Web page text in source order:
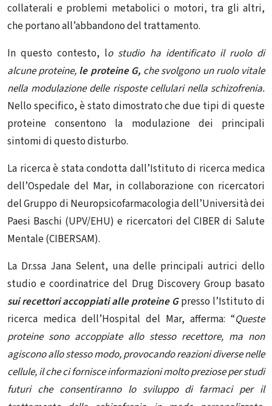
collaterali e problemi metabolici o motori, tra gli altri,
che portano all’abbandono del trattamento.
In questo contesto, lo studio ha identificato il ruolo di
alcune proteine, le proteine ​​G, che svolgono un ruolo vitale
nella modulazione delle risposte cellulari nella schizofrenia.
Nello specifico, è stato dimostrato che due tipi di queste
proteine ​​consentono la modulazione dei principali
sintomi di questo disturbo.
La ricerca è stata condotta dall’Istituto di ricerca medica
dell’Ospedale del Mar, in collaborazione con ricercatori
del Gruppo di Neuropsicofarmacologia dell’Università dei
Paesi Baschi (UPV/EHU) e ricercatori del CIBER di Salute
Mentale (CIBERSAM).
La Dr.ssa Jana Selent, una delle principali autrici dello
studio e coordinatrice del Drug Discovery Group basato
sui recettori accoppiati alle proteine ​​G presso l’Istituto di
ricerca medica dell’Hospital del Mar, afferma: “Queste
proteine ​​sono accoppiate allo stesso recettore, ma non
agiscono allo stesso modo, provocando reazioni diverse nelle
cellule, il che ci fornisce informazioni molto preziose per studi
futuri che consentiranno lo sviluppo di farmaci per il